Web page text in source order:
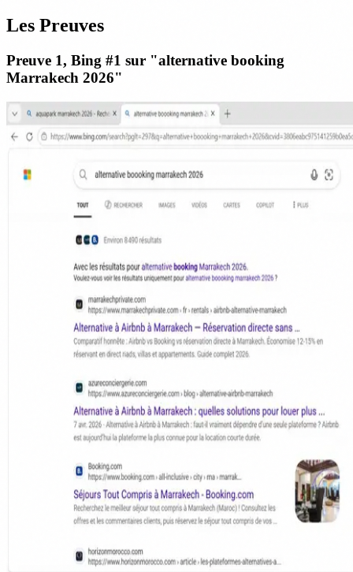
Les Preuves
Preuve 1, Bing #1 sur "alternative booking
Marrakech 2026"